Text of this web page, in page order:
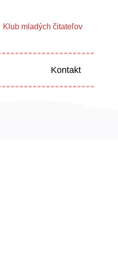
Klub mladých čitateľov
Kontakt